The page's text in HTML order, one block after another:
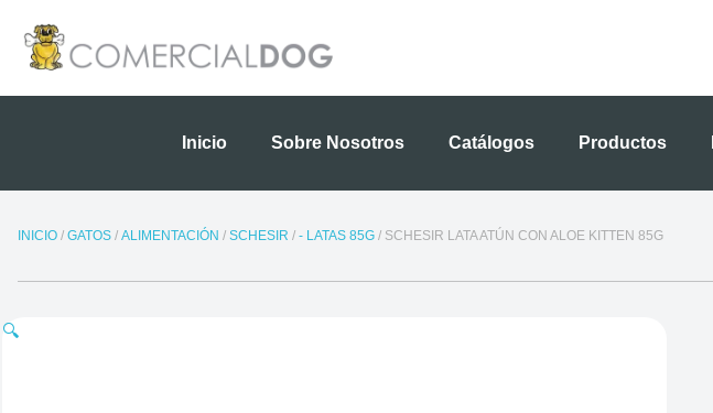
contenido
Inicio Sobre Nosotros Catálogos Productos
INICIO / GATOS / ALIMENTACIÓN / SCHESIR / - LATAS 85G / SCHESIR LATA ATÚN CON ALOE KITTEN 85G
🔍